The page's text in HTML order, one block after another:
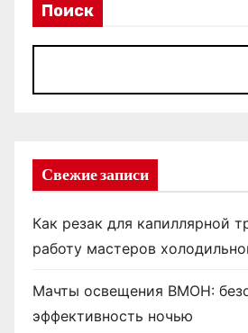
Поиск
Свежие записи
Как резак для капиллярной
работу мастеров
Мачты освещения ВМОН:
эффективность ночью